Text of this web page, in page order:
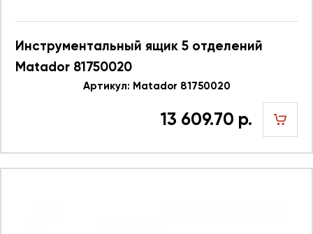
Инструментальный ящик 5 отделений
Matador 81750020
Артикул: Matador 81750020
13 609.70 р.